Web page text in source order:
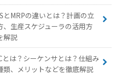
とMRPの違いとは？計画の立
、生産スケジューラの活用方
解説
とは？シーケンサとは？仕組み
類、メリットなどを徹底解説